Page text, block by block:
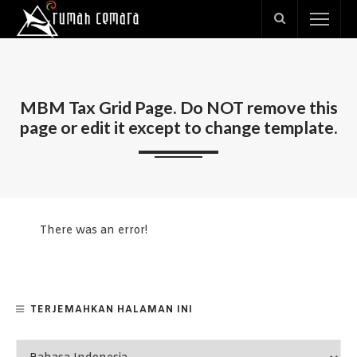
MBM Tax Grid Page. Do NOT remove this
page or edit it except to change template.
There was an error!
TERJEMAHKAN HALAMAN INI